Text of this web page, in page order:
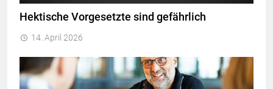
Hektische Vorgesetzte sind gefährlich
14. April 2026